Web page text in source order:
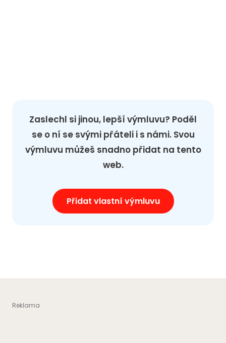
Zaslechl si jinou, lepší výmluvu? Poděl
se o ní se svými přáteli i s námi. Svou
výmluvu můžeš snadno přidat na tento
web.
Přidat vlastní výmluvu